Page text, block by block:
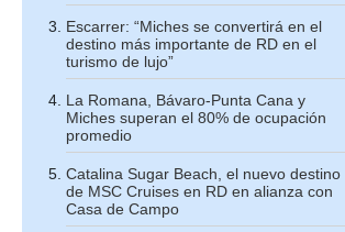
Escarrer: “Miches se convertirá en el
destino más importante de RD en el
turismo de lujo”
La Romana, Bávaro-Punta Cana y
Miches superan el 80% de ocupación
promedio
Catalina Sugar Beach, el nuevo destino
de MSC Cruises en RD en alianza con
Casa de Campo